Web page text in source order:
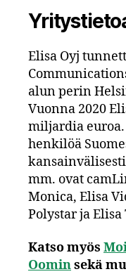
Elisa Oyj
alun perin
Vuonna 2020
miljardia
henkilöä
mm. ovat
Monica, Elisa
Polystar ja
Katso myös
Oominsekä